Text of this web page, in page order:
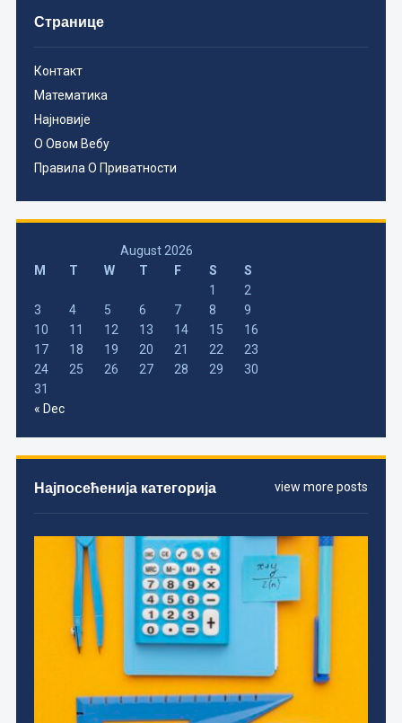
Странице
Контакт
Математика
Најновије
О Овом Вебу
Правила О Приватности
August 2026
M
T W T F S
S
1
2
3
4 5 6 7 8
9
10
11 12 13 14 15
16
17
18 19 20 21 22
23
24
25 26 27 28 29
30
31
« Dec
view more posts
Најпосећенија категорија